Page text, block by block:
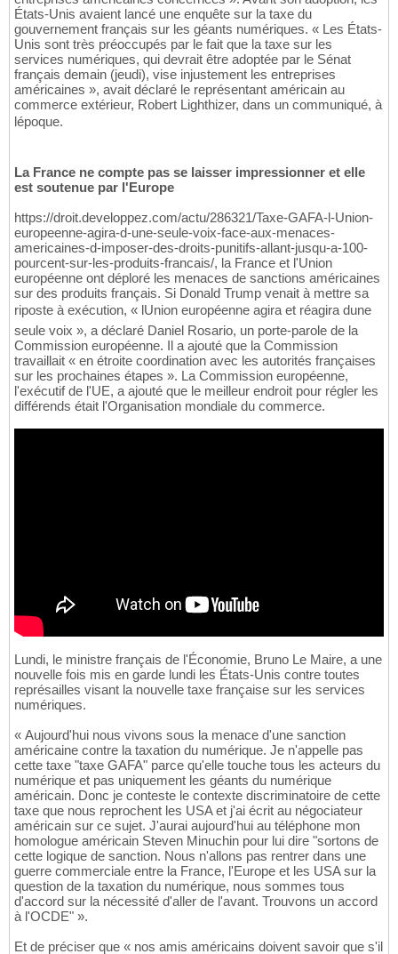
États-Unis avaient lancé une enquête sur la taxe du
gouvernement français sur les géants numériques. « Les États-
Unis sont très préoccupés par le fait que la taxe sur les
services numériques, qui devrait être adoptée par le Sénat
français demain (jeudi), vise injustement les entreprises
américaines », avait déclaré le représentant américain au
commerce extérieur, Robert Lighthizer, dans un communiqué, à
lépoque.
La France ne compte pas se laisser impressionner et elle
est soutenue par l'Europe
https://droit.developpez.com/actu/286321/Taxe-GAFA-l-Union-
europeenne-agira-d-une-seule-voix-face-aux-menaces-
americaines-d-imposer-des-droits-punitifs-allant-jusqu-a-100-
pourcent-sur-les-produits-francais/, la France et l'Union
européenne ont déploré les menaces de sanctions américaines
sur des produits français. Si Donald Trump venait à mettre sa
riposte à exécution, « lUnion européenne agira et réagira dune
seule voix », a déclaré Daniel Rosario, un porte-parole de la
Commission européenne. Il a ajouté que la Commission
travaillait « en étroite coordination avec les autorités françaises
sur les prochaines étapes ». La Commission européenne,
l'exécutif de l'UE, a ajouté que le meilleur endroit pour régler les
différends était l'Organisation mondiale du commerce.
Lundi, le ministre français de l'Économie, Bruno Le Maire, a une
nouvelle fois mis en garde lundi les États-Unis contre toutes
représailles visant la nouvelle taxe française sur les services
numériques.
« Aujourd'hui nous vivons sous la menace d'une sanction
américaine contre la taxation du numérique. Je n'appelle pas
cette taxe "taxe GAFA" parce qu'elle touche tous les acteurs du
numérique et pas uniquement les géants du numérique
américain. Donc je conteste le contexte discriminatoire de cette
taxe que nous reprochent les USA et j'ai écrit au négociateur
américain sur ce sujet. J'aurai aujourd'hui au téléphone mon
homologue américain Steven Minuchin pour lui dire "sortons de
cette logique de sanction. Nous n'allons pas rentrer dans une
guerre commerciale entre la France, l'Europe et les USA sur la
question de la taxation du numérique, nous sommes tous
d'accord sur la nécessité d'aller de l'avant. Trouvons un accord
à l'OCDE" ».
Et de préciser que « nos amis américains doivent savoir que s'il